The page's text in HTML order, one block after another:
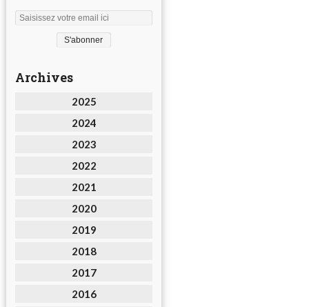
Archives
2025
2024
2023
2022
2021
2020
2019
2018
2017
2016